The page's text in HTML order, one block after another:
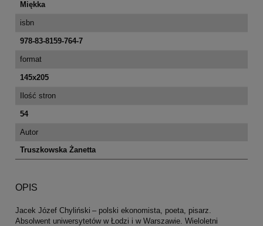
Miękka
isbn
978-83-8159-764-7
format
145x205
Ilość stron
54
Autor
Truszkowska Żanetta
OPIS
Jacek Józef Chyliński – polski ekonomista, poeta, pisarz.
Absolwent uniwersytetów w Łodzi i w Warszawie. Wieloletni